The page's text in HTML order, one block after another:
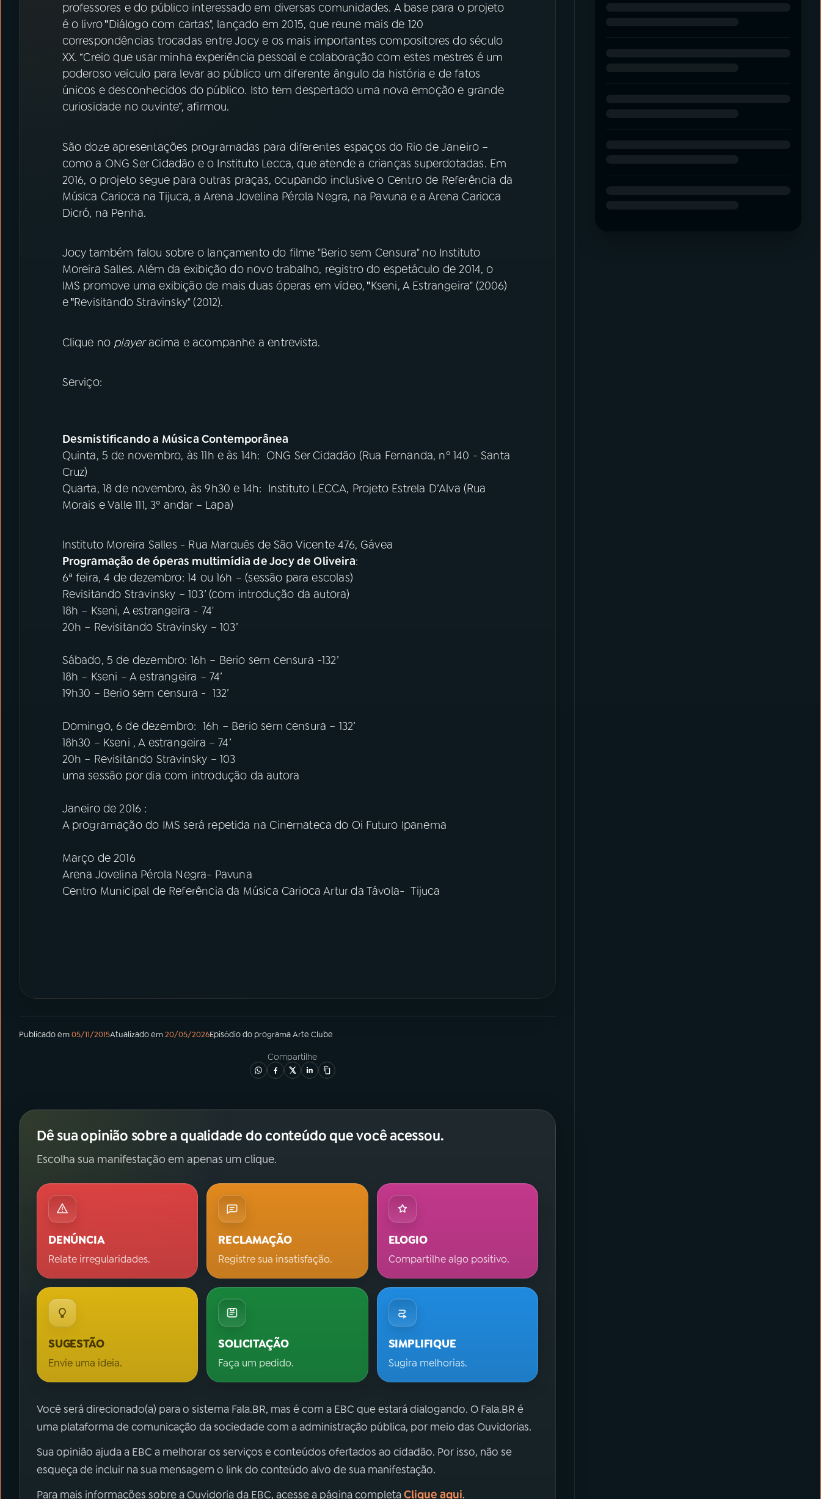
professores e do público interessado em diversas comunidades. A base para o projeto
é o livro"Diálogo com cartas", lançado em 2015, que reune mais de 120
correspondências trocadas entre Jocy e os mais importantes compositores do século
XX. “Creio que usar minha experiência pessoal e colaboração com estes mestres é um
poderoso veículo para levar ao público um diferente ângulo da história e de fatos
únicos e desconhecidos do público. Isto tem despertado uma nova emoção e grande
curiosidade no ouvinte”, afirmou.
São doze apresentações programadas para diferentes espaços do Rio de Janeiro –
como a ONG Ser Cidadão e o Instituto Lecca, que atende a crianças superdotadas. Em
2016, o projeto segue para outras praças, ocupando inclusive o Centro de Referência da
Música Carioca na Tijuca, a Arena Jovelina Pérola Negra, na Pavuna e a Arena Carioca
Dicró, na Penha.
Jocy também falou sobre o lançamento do filme "Berio sem Censura" no Instituto
Moreira Salles. Além da exibição do novo trabalho, registro do espetáculo de 2014, o
IMS promove uma exibição de mais duas óperas em vídeo, "Kseni, A Estrangeira" (2006)
e"Revisitando Stravinsky" (2012).
Clique no playeracima e acompanhe a entrevista.
Serviço:
Desmistificando a Música Contemporânea
Quinta, 5 de novembro, às 11h e às 14h: ONG Ser Cidadão (Rua Fernanda, nº 140 - Santa
Cruz)
Quarta, 18 de novembro, às 9h30 e 14h: Instituto LECCA, Projeto Estrela D’Alva (Rua
Morais e Valle 111, 3º andar – Lapa)
Instituto Moreira Salles - Rua Marquês de São Vicente 476, Gávea
Programação de óperas multimídia de Jocy de Oliveira:
6ª feira, 4 de dezembro: 14 ou 16h – (sessão para escolas)
Revisitando Stravinsky – 103’ (com introdução da autora)
18h – Kseni, A estrangeira - 74'
20h – Revisitando Stravinsky – 103’
Sábado, 5 de dezembro: 16h – Berio sem censura -132’
18h – Kseni – A estrangeira – 74’
19h30 – Berio sem censura - 132’
Domingo, 6 de dezembro: 16h – Berio sem censura – 132’
18h30 – Kseni , A estrangeira – 74’
20h – Revisitando Stravinsky – 103
uma sessão por dia com introdução da autora
Janeiro de 2016 :
A programação do IMS será repetida na Cinemateca do Oi Futuro Ipanema
Março de 2016
Arena Jovelina Pérola Negra- Pavuna
Centro Municipal de Referência da Música Carioca Artur da Távola- Tijuca
Publicado em05/11/2015Atualizado em20/05/2026Episódiodo programaArte Clube
Compartilhe
Dê sua opinião sobre a qualidade do conteúdo que você acessou.
Escolha sua manifestação em apenas um clique.
DENÚNCIA
Relate irregularidades.
RECLAMAÇÃO
Registre sua insatisfação.
ELOGIO
Compartilhe algo positivo.
SUGESTÃO
Envie uma ideia.
SOLICITAÇÃO
Faça um pedido.
SIMPLIFIQUE
Sugira melhorias.
Você será direcionado(a) para o sistema Fala.BR, mas é com a EBC que estará dialogando. O Fala.BR é
uma plataforma de comunicação da sociedade com a administração pública, por meio das Ouvidorias.
Sua opinião ajuda a EBC a melhorar os serviços e conteúdos ofertados ao cidadão. Por isso, não se
esqueça de incluir na sua mensagem o link do conteúdo alvo de sua manifestação.
Para mais informações sobre a Ouvidoria da EBC, acesse a página completaClique aqui.